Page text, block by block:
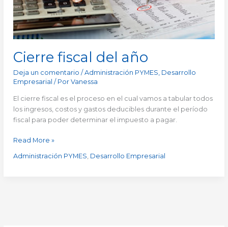
Cierre fiscal del año
Deja un comentario /Administración PYMES, Desarrollo
Empresarial / PorVanessa
El cierre fiscal es el proceso en el cual vamos a tabular todos
los ingresos, costos y gastos deducibles durante el período
fiscal para poder determinar el impuesto a pagar.
Read More »
Administración PYMES, Desarrollo Empresarial